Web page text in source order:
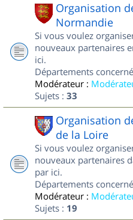
Organisation
Normandie
Si vous voulez
nouveaux partenaires
ici.
Départements
Modérateur :
Sujets : 33
Organisation
de la Loire
Si vous voulez
nouveaux partenaires
par ici.
Départements
Modérateur :
Sujets : 19